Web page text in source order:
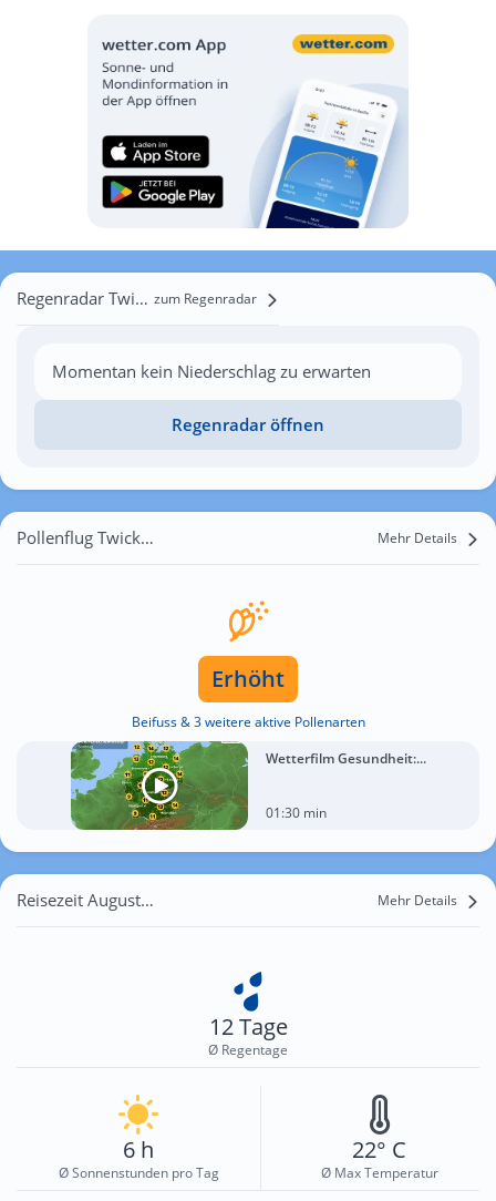
Regenradar Twickenham zum Regenradar
Momentan kein Niederschlag zu erwarten
Regenradar öffnen
Pollenflug Twickenham Mehr Details
Erhöht
Beifuss & 3 weitere aktive Pollenarten
Wetterfilm Gesundheit:...
01:30 min
Reisezeit August für Twickenham Mehr Details
12 Tage
Ø Regentage
6 h
Ø Sonnenstunden pro Tag
22° C
Ø Max Temperatur